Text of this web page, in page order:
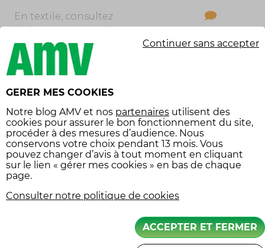
En textile, consultez
le blouson peut passer à la
machine, en choisissant un
programme doux (délicat,
30°C). Faites-le sécher à
de chaleur (pas au soleil ni
sur un radiateur). Une fois
le blouson bien sec,
imperméabilisez-le avec un
produit spécial.
N’oubliez pas que toute
Evitez de le stocker dans un
GERER MES COOKIES
Notre blog AMV et nos partenaires utilisent des
cookies pour assurer le bon fonctionnement du site,
procéder à des mesures d’audience. Nous
conservons votre choix pendant 13 mois. Vous
pouvez changer d’avis à tout moment en cliquant
sur le lien « gérer mes cookies » en bas de chaque
page.
Consulter notre politique de cookies
Continuer sans accepter
ACCEPTER ET FERMER